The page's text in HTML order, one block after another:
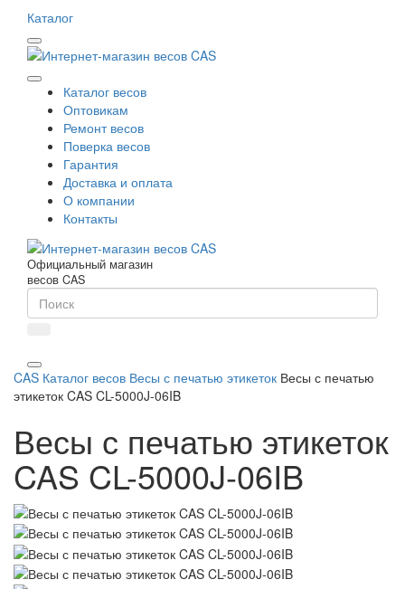
Каталог
Каталог весов
Оптовикам
Ремонт весов
Поверка весов
Гарантия
Доставка и оплата
О компании
Контакты
Официальный магазин
весов CAS
CAS Каталог весов Весы с печатью этикеток Весы с печатью
этикеток CAS CL-5000J-06IB
Весы с печатью этикеток
CAS CL-5000J-06IB